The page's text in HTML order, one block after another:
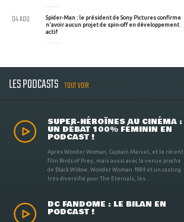
Spider-Man : le président de Sony Pictures confirme
n'avoir aucun projet de spin-off en développement
actif
04 AOU
LES PODCASTS TOUT VOIR
SUPER-HÉROÏNES AU CINÉMA :
UN DÉBAT 100% FÉMININ EN
PODCAST !
Après Wonder Woman, Captain Marvel, et le récent
film Birds of Prey, mais aussi avec la venue proche
de Black Widow, Wonder Woman 1984 et un casting
très diversifié pour The Eternals, les ...
DC FANDOME : LE BILAN EN
PODCAST !